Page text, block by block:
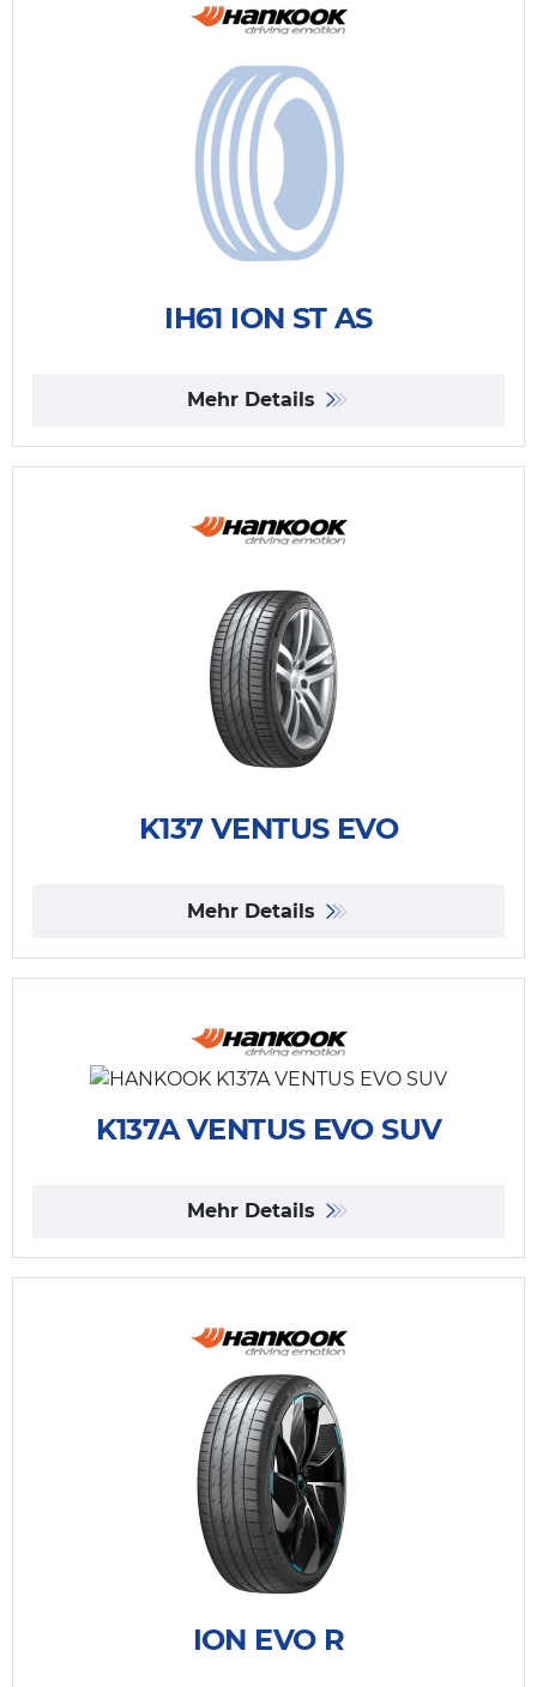
IH61 ION ST AS
Mehr Details
K137 VENTUS EVO
Mehr Details
K137A VENTUS EVO SUV
Mehr Details
ION EVO R